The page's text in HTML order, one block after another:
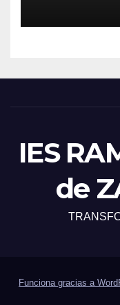
IES
de
Funciona gracias a